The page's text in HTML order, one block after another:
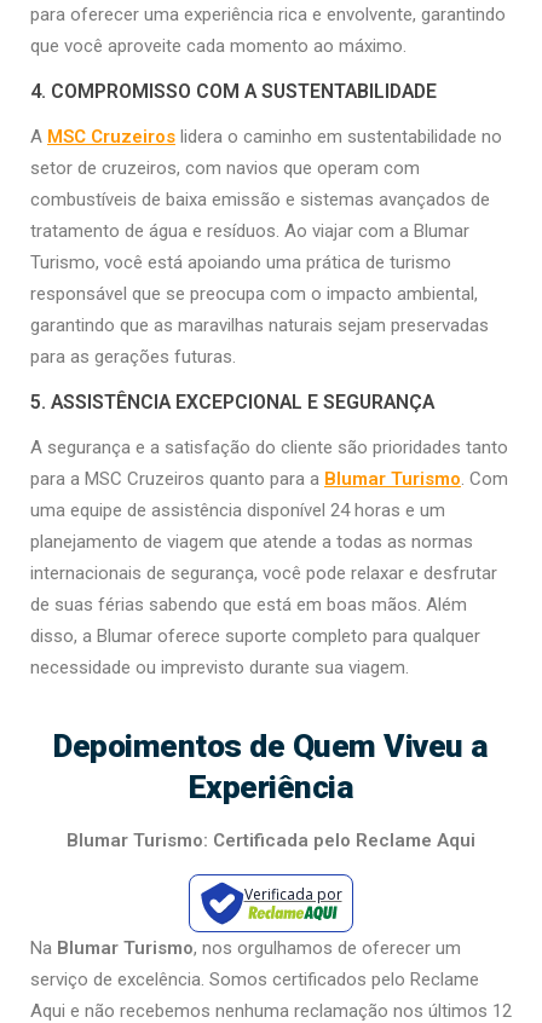
para oferecer uma experiência rica e envolvente, garantindo
que você aproveite cada momento ao máximo.
4. COMPROMISSO COM A SUSTENTABILIDADE
A MSC Cruzeiros lidera o caminho em sustentabilidade no
setor de cruzeiros, com navios que operam com
combustíveis de baixa emissão e sistemas avançados de
tratamento de água e resíduos. Ao viajar com a Blumar
Turismo, você está apoiando uma prática de turismo
responsável que se preocupa com o impacto ambiental,
garantindo que as maravilhas naturais sejam preservadas
para as gerações futuras.
5. ASSISTÊNCIA EXCEPCIONAL E SEGURANÇA
A segurança e a satisfação do cliente são prioridades tanto
para a MSC Cruzeiros quanto para a Blumar Turismo. Com
uma equipe de assistência disponível 24 horas e um
planejamento de viagem que atende a todas as normas
internacionais de segurança, você pode relaxar e desfrutar
de suas férias sabendo que está em boas mãos. Além
disso, a Blumar oferece suporte completo para qualquer
necessidade ou imprevisto durante sua viagem.
Depoimentos de Quem Viveu a
Experiência
Blumar Turismo: Certificada pelo Reclame Aqui
Verificada por
Na Blumar Turismo, nos orgulhamos de oferecer um
serviço de excelência. Somos certificados pelo Reclame
Aqui e não recebemos nenhuma reclamação nos últimos 12